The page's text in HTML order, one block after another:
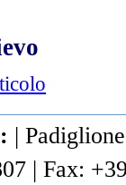
|
| Fax: